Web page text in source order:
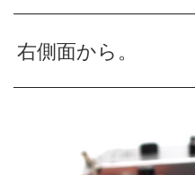
右側面から。